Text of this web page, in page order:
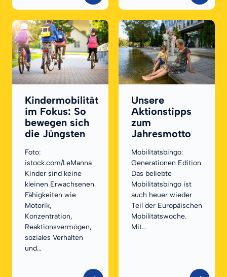
Kindermobilität
im Fokus: So
bewegen sich
die Jüngsten
Foto:
istock.com/LeManna
Kinder sind keine
kleinen Erwachsenen.
Fähigkeiten wie
Motorik,
Konzentration,
Reaktionsvermögen,
soziales Verhalten
und…
Unsere
Aktionstipps
zum
Jahresmotto
Mobilitätsbingo:
Generationen Edition
Das beliebte
Mobilitätsbingo ist
auch heuer wieder
Teil der Europäischen
Mobilitätswoche.
Mit…